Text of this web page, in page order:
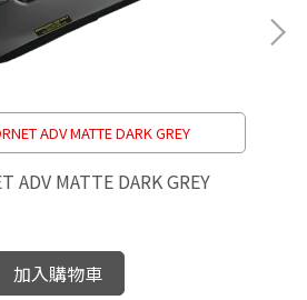
ADV MATTE DARK GREY
ADV MATTE DARK GREY
加入購物車